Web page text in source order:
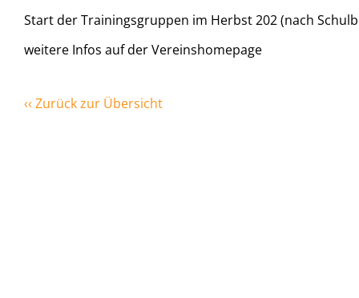
Start der Trainingsgruppen im Herbst 202 (nach
weitere Infos auf der Vereinshomepage
‹‹ Zurück zur Übersicht